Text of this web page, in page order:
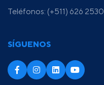
Teléfonos: (+511) 626 2530
SÍGUENOS